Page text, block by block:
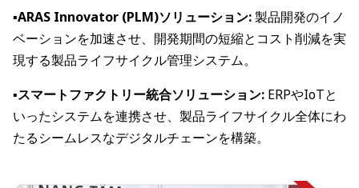
▪️ARAS Innovator (PLM)ソリューション:製品開発のイノ
ベーションを加速させ、開発期間の短縮とコスト削減を実
現する製品ライフサイクル管理システム。
▪️スマートファクトリー統合ソリューション: ERPやIoTと
いったシステムを連携させ、製品ライフサイクル全体にわ
たるシームレスなデジタルチェーンを構築。